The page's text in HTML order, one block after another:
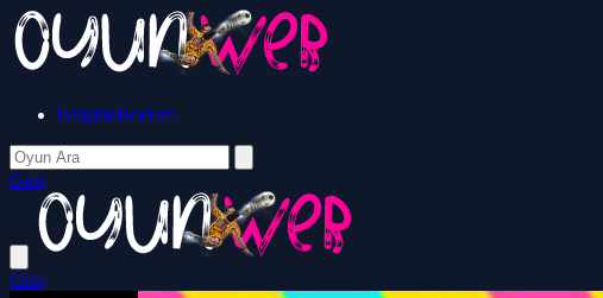
İletişim/Reklam
Giriş
Giriş